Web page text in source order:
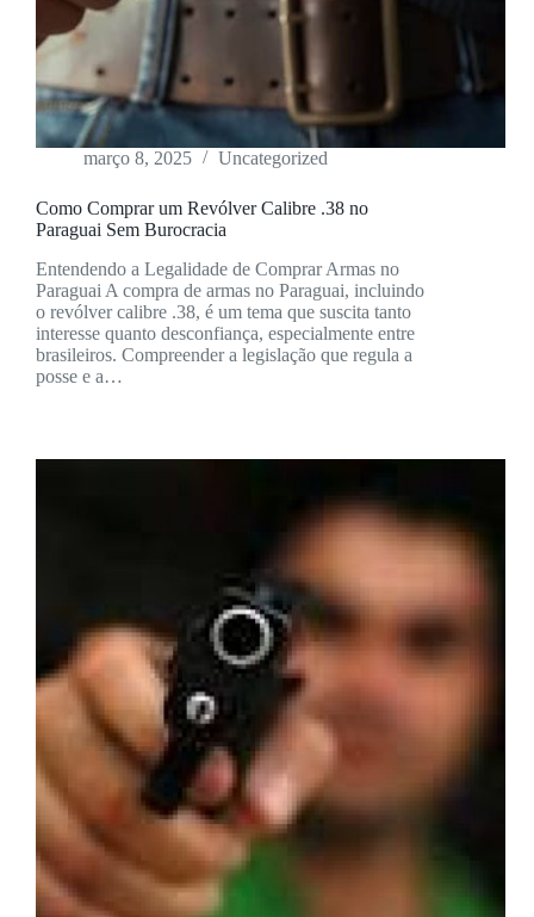
março 8, 2025 Uncategorized
Como Comprar um Revólver Calibre .38 no
Paraguai Sem Burocracia
Entendendo a Legalidade de Comprar Armas no
Paraguai A compra de armas no Paraguai, incluindo
o revólver calibre .38, é um tema que suscita tanto
interesse quanto desconfiança, especialmente entre
brasileiros. Compreender a legislação que regula a
posse e a…